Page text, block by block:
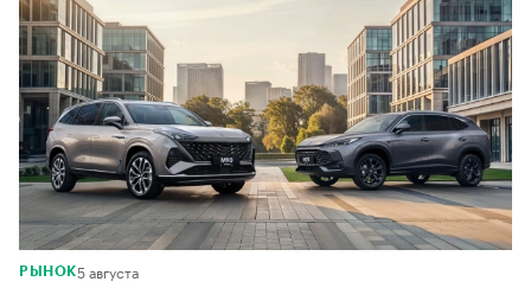
00:00 / 00:00
РЫНОК5 августа